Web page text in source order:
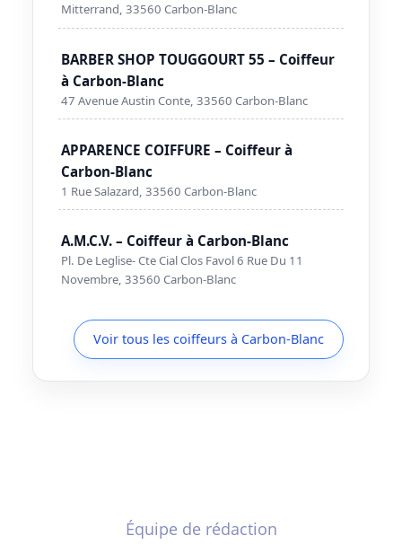
Mitterrand, 33560 Carbon-Blanc
BARBER SHOP TOUGGOURT 55 – Coiffeur
à Carbon-Blanc
47 Avenue Austin Conte, 33560 Carbon-Blanc
APPARENCE COIFFURE – Coiffeur à
Carbon-Blanc
1 Rue Salazard, 33560 Carbon-Blanc
A.M.C.V. – Coiffeur à Carbon-Blanc
Pl. De Leglise- Cte Cial Clos Favol 6 Rue Du 11
Novembre, 33560 Carbon-Blanc
Voir tous les coiffeurs à Carbon-Blanc
Équipe de rédaction